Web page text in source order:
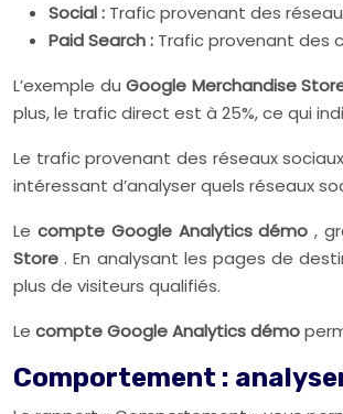
Social : Trafic provenant des
Paid Search : Trafic provenant des
L’exemple duGoogle Merchandise
plus, le trafic direct est à 25%, ce qui
Le trafic provenant des réseaux
intéressant d’analyser quels réseaux
Le compte Google Analytics démo,
Store. En analysant les pages de
plus de visiteurs qualifiés.
Le compte Google Analytics démo
Comportement :